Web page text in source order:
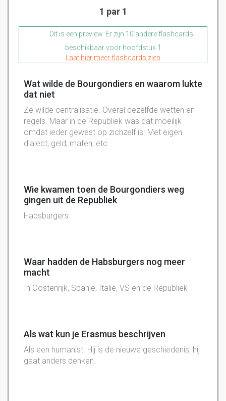
1 par 1
Dit is een preview. Er zijn 10 andere flashcards
beschikbaar voor hoofdstuk 1
Laat hier meer flashcards zien
Wat wilde de Bourgondiers en waarom lukte
dat niet
Ze wilde centralisatie. Overal dezelfde wetten en
regels. Maar in de Republiek was dat moeilijk
omdat ieder gewest op zichzelf is. Met eigen
dialect, geld, maten, etc
Wie kwamen toen de Bourgondiers weg
gingen uit de Republiek
Habsburgers
Waar hadden de Habsburgers nog meer
macht
In Oostenrijk, Spanje, Italie, VS en de Republiek
Als wat kun je Erasmus beschrijven
Als een humanist. Hij is de nieuwe geschiedenis, hij
gaat anders denken.